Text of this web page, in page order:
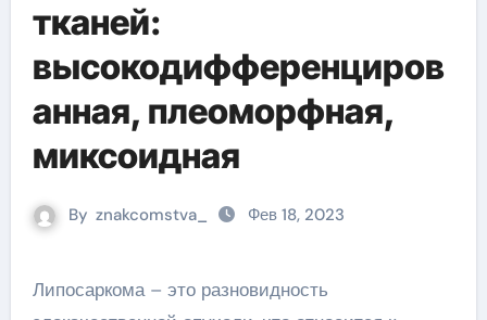
тканей:
высокодифференциров
анная, плеоморфная,
миксоидная
By znakcomstva_ Фев 18, 2023
Липосаркома – это разновидность